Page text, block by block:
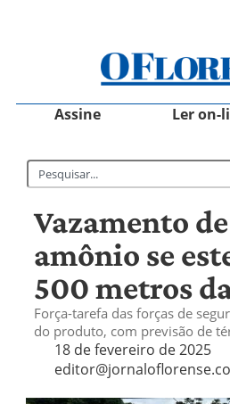
Assine Ler on-
Vazamento
amônio se
500 metros
Força-tarefa das forças de
do produto, com previsão de
18 de fevereiro de 2025